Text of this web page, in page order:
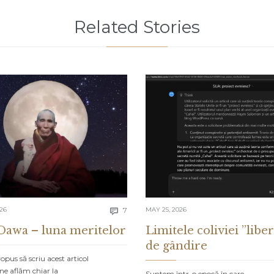
Related Stories
 7 Comments
– luna meritelor
să scriu acest articol
aflăm chiar la
MAY 25, 2026
Limitele coliviei
de gândire